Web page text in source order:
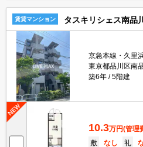
賃貸マンション タスキリシェス南品
京急本線・久里
東京都品川区南
築6年
5階建
10.3万円(管理
敷
なし 礼